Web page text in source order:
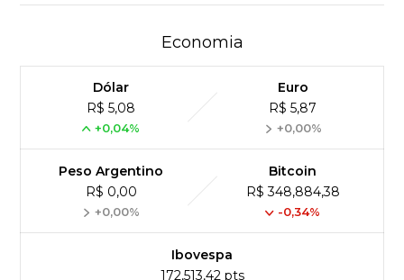
Economia
Dólar
R$ 5,08
+0,04%
Euro
R$ 5,87
+0,00%
Peso Argentino
R$ 0,00
+0,00%
Bitcoin
R$ 348,884,38
-0,34%
Ibovespa
172,513,42 pts